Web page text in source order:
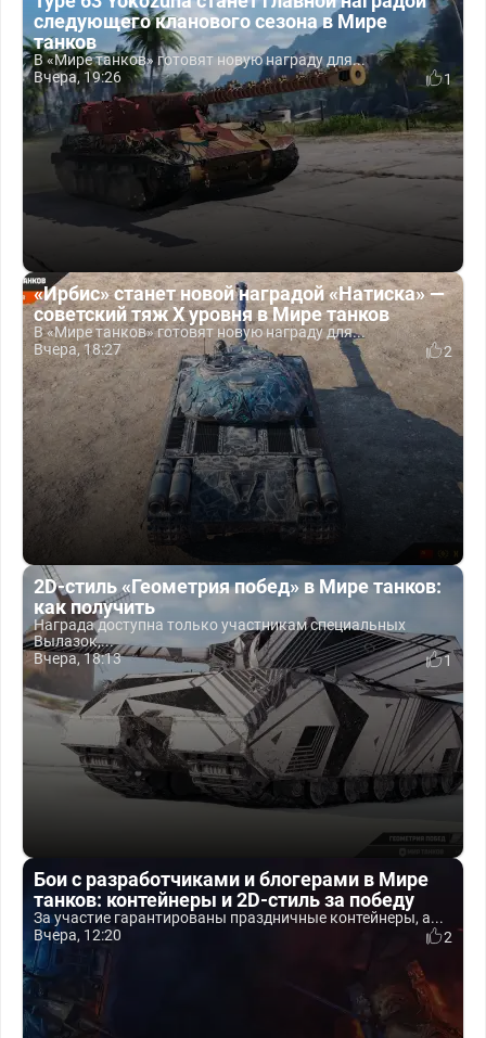
следующего кланового сезона в Мире
танков
В «Мире танков» готовят новую награду для...
Вчера, 19:26
1
«Ирбис» станет новой наградой «Натиска» —
советский тяж X уровня в Мире танков
В «Мире танков» готовят новую награду для...
Вчера, 18:27
2
2D-стиль «Геометрия побед» в Мире танков:
как получить
Награда доступна только участникам специальных
Вылазок,...
Вчера, 18:13
1
Бои с разработчиками и блогерами в Мире
танков: контейнеры и 2D-стиль за победу
За участие гарантированы праздничные контейнеры, а...
Вчера, 12:20
2